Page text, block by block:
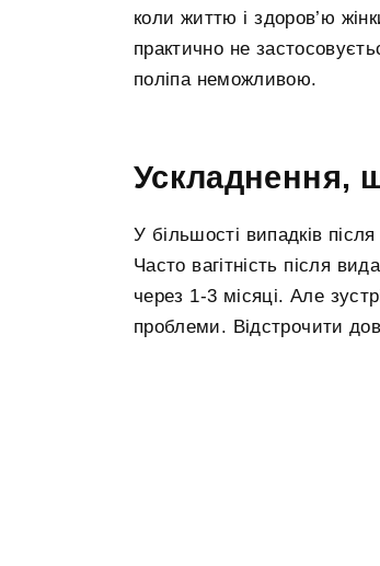
коли життю і здоров’ю
практично не
поліпа неможливою.
Ускладнення,
У більшості випадків
Часто вагітність після
через 1-3 місяці. Але
проблеми. Відстрочити